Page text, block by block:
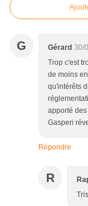
G Gérard 30/
Trop c'est
de moins
qu'intérêts
apporté des
Gasperi
Répondre
R